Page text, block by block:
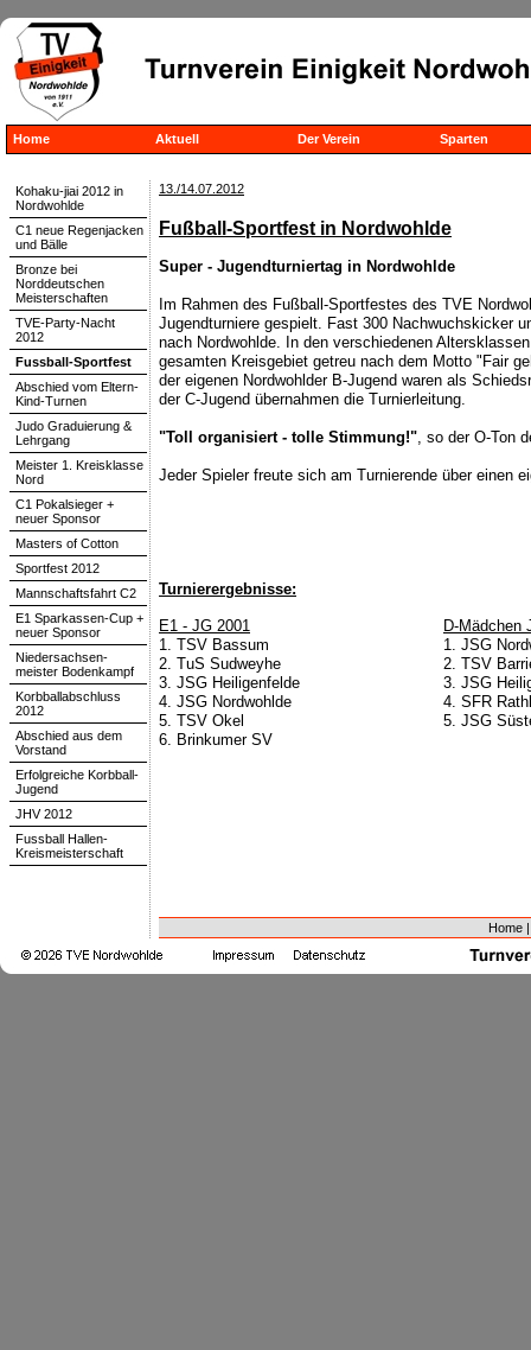
Home Aktuell Der Verein Sparten
13./14.07.2012
Fußball-Sportfest in Nordwohlde
Super - Jugendturniertag in Nordwohlde
Im Rahmen des Fußball-Sportfestes des TVE
Jugendturniere gespielt. Fast 300 Nachwuchskicker
nach Nordwohlde. In den verschiedenen
gesamten Kreisgebiet getreu nach dem Motto "Fair
der eigenen Nordwohlder B-Jugend waren als
der C-Jugend übernahmen die Turnierleitung.
"Toll organisiert - tolle Stimmung!", so der O-Ton
Jeder Spieler freute sich am Turnierende über einen
Turnierergebnisse:
E1 - JG 2001
1. TSV Bassum
2. TuS Sudweyhe
3. JSG Heiligenfelde
4. JSG Nordwohlde
5. TSV Okel
6. Brinkumer SV
D-Mädchen
1. JSG
2. TSV
3. JSG
4. SFR
5. JSG
Home |
Kohaku-jiai 2012 in
Nordwohlde
C1 neue Regenjacken
und Bälle
Bronze bei
Norddeutschen
Meisterschaften
TVE-Party-Nacht
2012
Fussball-Sportfest
Abschied vom Eltern-
Kind-Turnen
Judo Graduierung &
Lehrgang
Meister 1. Kreisklasse
Nord
C1 Pokalsieger +
neuer Sponsor
Masters of Cotton
Sportfest 2012
Mannschaftsfahrt C2
E1 Sparkassen-Cup +
neuer Sponsor
Niedersachsen-
meister Bodenkampf
Korbballabschluss
2012
Abschied aus dem
Vorstand
Erfolgreiche Korbball-
Jugend
JHV 2012
Fussball Hallen-
Kreismeisterschaft